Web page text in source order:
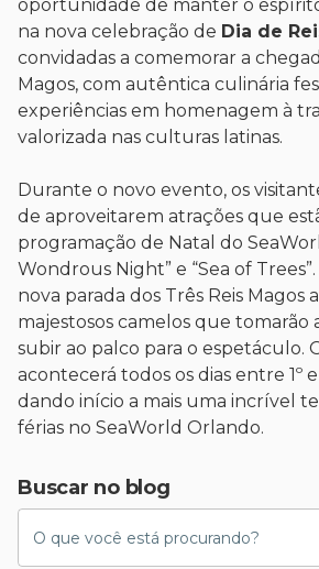
oportunidade de manter o
na nova celebração de Dia de
convidadas a comemorar a
Magos, com autêntica culinária
experiências em homenagem à
valorizada nas culturas latinas.
Durante o novo evento, os
de aproveitarem atrações que
programação de Natal do
Wondrous Night” e “Sea of
nova parada dos Três Reis Magos
majestosos camelos que tomarão
subir ao palco para o espetáculo.
acontecerá todos os dias entre 1º
dando início a mais uma incrível
férias no SeaWorld Orlando.
Buscar no blog